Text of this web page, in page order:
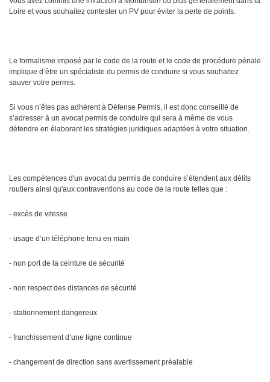
Loire et vous souhaitez contester un PV pour éviter la perte de points.
Le formalisme imposé par le code de la route et le code de procédure pénale
implique d’être un spécialiste du permis de conduire si vous souhaitez
sauver votre permis.
Si vous n’êtes pas adhérent à Défense Permis, il est donc conseillé de
s’adresser à un avocat permis de conduire qui sera à même de vous
défendre en élaborant les stratégies juridiques adaptées à votre situation.
Les compétences d'un avocat du permis de conduire s’étendent aux délits
routiers ainsi qu'aux contraventions au code de la route telles que :
- excès de vitesse
- usage d’un téléphone tenu en main
- non port de la ceinture de sécurité
- non respect des distances de sécurité
- stationnement dangereux
- franchissement d’une ligne continue
- changement de direction sans avertissement préalable